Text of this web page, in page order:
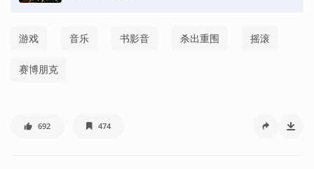
游戏 音乐 书影音 杀出重围 摇滚
赛博朋克
692 474